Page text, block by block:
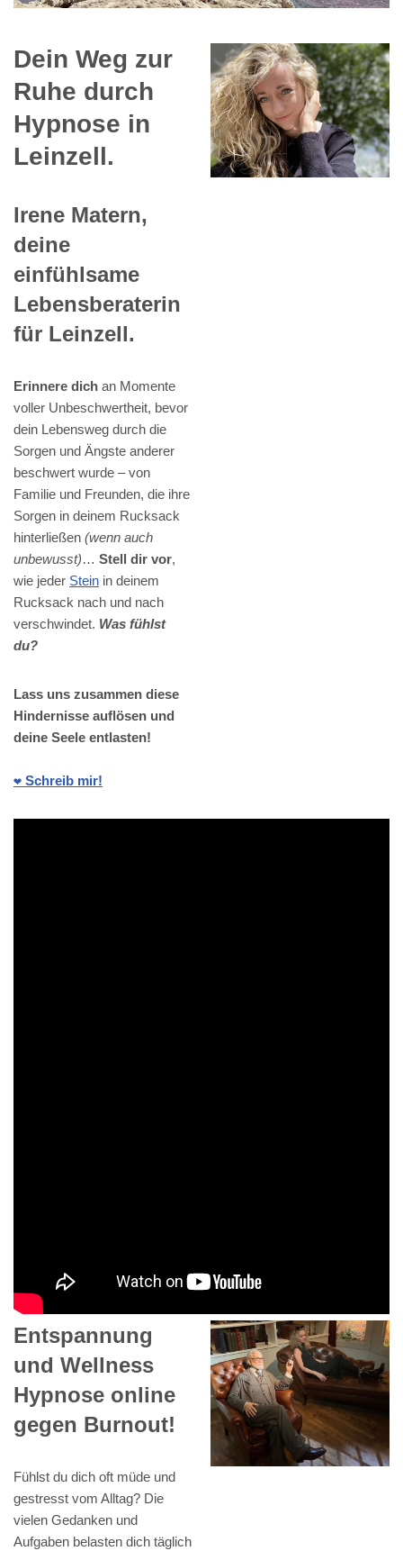
Dein Weg zur
Ruhe durch
Hypnose in
Leinzell.
Irene Matern,
deine
einfühlsame
Lebensberaterin
für Leinzell.
Erinnere dich an Momente
voller Unbeschwertheit, bevor
dein Lebensweg durch die
Sorgen und Ängste anderer
beschwert wurde – von
Familie und Freunden, die ihre
Sorgen in deinem Rucksack
hinterließen (wenn auch
unbewusst)… Stell dir vor,
wie jeder Stein in deinem
Rucksack nach und nach
verschwindet. Was fühlst
du?
Lass uns zusammen diese
Hindernisse auflösen und
deine Seele entlasten!
❤️ Schreib mir!
Entspannung
und Wellness
Hypnose online
gegen Burnout!
Fühlst du dich oft müde und
gestresst vom Alltag? Die
vielen Gedanken und
Aufgaben belasten dich täglich